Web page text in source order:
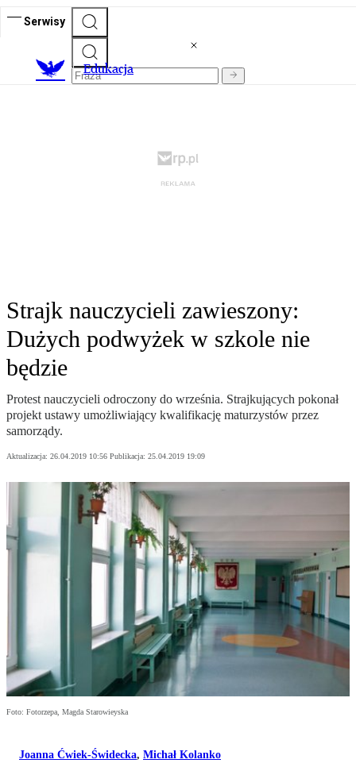
Serwisy
Edukacja
Strajk nauczycieli zawieszony:
Dużych podwyżek w szkole nie
będzie
Protest nauczycieli odroczony do września. Strajkujących pokonał
projekt ustawy umożliwiający kwalifikację maturzystów przez
samorządy.
Aktualizacja: 26.04.2019 10:56 Publikacja: 25.04.2019 19:09
Foto: Fotorzepa, Magda Starowieyska
Joanna Ćwiek-Świdecka, Michał Kolanko